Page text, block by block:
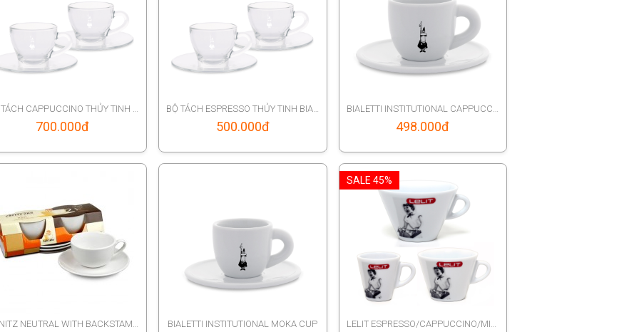
700.000đ 500.000đ 498.000đ
BIALETTI INSTITUTIONAL MOKA CUP
SALE 45%